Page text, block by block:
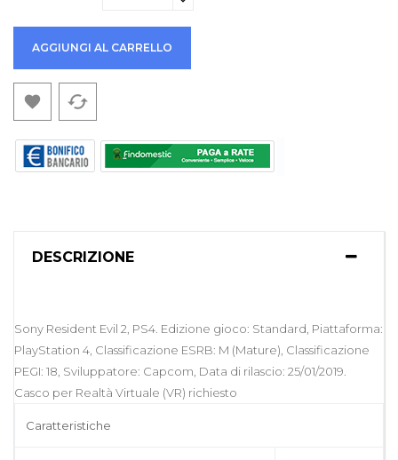
AGGIUNGI AL CARRELLO
 cached
DESCRIZIONE
Sony Resident Evil 2, PS4. Edizione gioco: Standard, Piattaforma:
PlayStation 4, Classificazione ESRB: M (Mature), Classificazione
PEGI: 18, Sviluppatore: Capcom, Data di rilascio: 25/01/2019.
Casco per Realtà Virtuale (VR) richiesto
Caratteristiche